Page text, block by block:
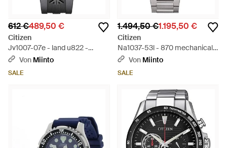
612 €489,50 €
Citizen
Jv1007-07e - land u822 -
Mettallic
Von Miinto
SALE
1.494,50 €1.195,50 €
Citizen
Na1037-53l - 870 mechanical -
Mettallic
Von Miinto
SALE